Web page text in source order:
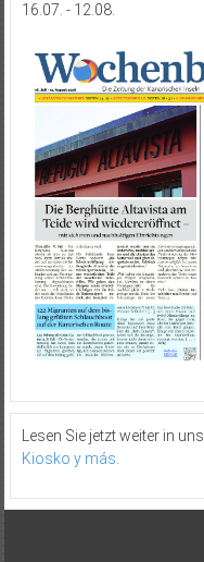
16.07. - 12.08.
Lesen Sie jetzt weiter in
Kiosko y más